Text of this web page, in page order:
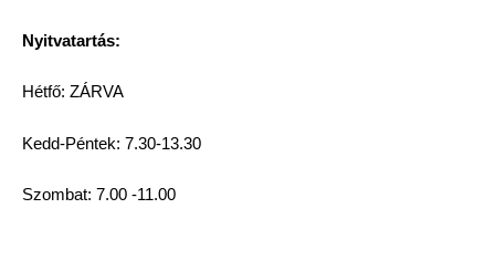
Nyitvatartás:
Hétfő: ZÁRVA
Kedd-Péntek: 7.30-13.30
Szombat: 7.00 -11.00